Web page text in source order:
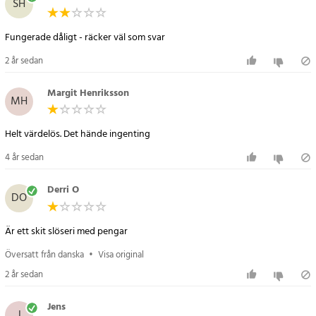
- Material: nanofiber med mikropulver
- Storlek: cirka 20 x 10 cm
- Passar: alla lacktyper och bilfärger
cirkulära rörelser
Artikelnummer :90080
SH
Fungerade dåligt - räcker väl som svar
2 år sedan
MH Margit Henriksson
Helt värdelös. Det hände ingenting
4 år sedan
DO Derri O
Är ett skit slöseri med pengar
Översatt från danska • Visa original
2 år sedan
Jens